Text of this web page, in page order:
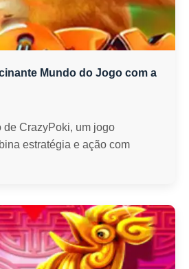
Mundo do Jogo com a
de CrazyPoki, um jogo
estratégia e ação com